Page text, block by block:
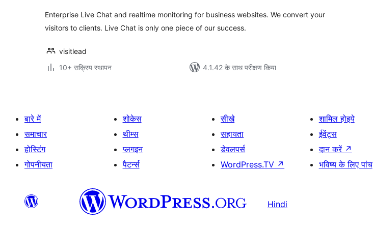
Enterprise Live Chat and realtime monitoring for business websites. We convert your
visitors to clients. Live Chat is only one piece of our success.
visitlead
10+ सक्रिय स्थापन
4.1.42 के साथ परीक्षण किया
बारे में
समाचार
होस्टिंग
गोपनीयता
शोकेस
थीम्स
प्लगइन
पैटर्न्स
सीखे
सहायता
डेवलपर्स
WordPress.TV ↗
शामिल होइये
ईवेंट्स
दान करें ↗
भविष्य के लिए पांच
Hindi